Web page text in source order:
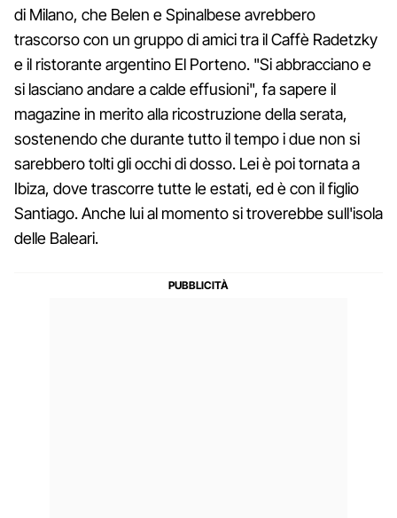
di Milano, che Belen e Spinalbese avrebbero
trascorso con un gruppo di amici tra il Caffè Radetzky
e il ristorante argentino El Porteno. "Si abbracciano e
si lasciano andare a calde effusioni", fa sapere il
magazine in merito alla ricostruzione della serata,
sostenendo che durante tutto il tempo i due non si
sarebbero tolti gli occhi di dosso. Lei è poi tornata a
Ibiza, dove trascorre tutte le estati, ed è con il figlio
Santiago. Anche lui al momento si troverebbe sull'isola
delle Baleari.